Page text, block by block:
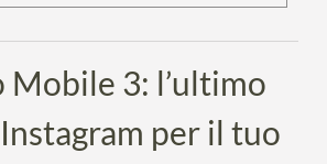
Mobile 3: l’ultimo
per il tuo